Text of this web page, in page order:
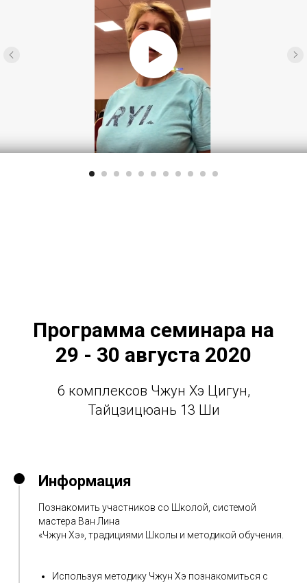
Программа семинара на
29 - 30 августа 2020
6 комплексов Чжун Хэ Цигун,
Тайцзицюань 13 Ши
Информация
Познакомить участников со Школой, системой
мастера Ван Лина
«Чжун Хэ», традициями Школы и методикой обучения.
Используя методику Чжун Хэ познакомиться с